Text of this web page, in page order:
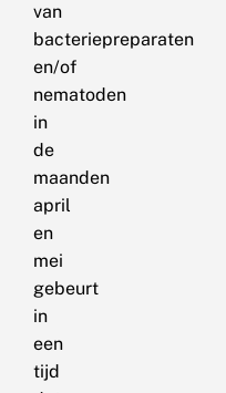
van
bacteriepreparaten
en/of
nematoden
in
de
maanden
april
en
mei
gebeurt
in
een
tijd